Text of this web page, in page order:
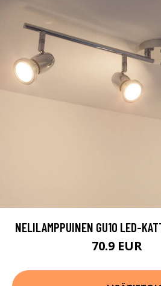
NELILAMPPUINEN GU10 LED-
70.9 EUR